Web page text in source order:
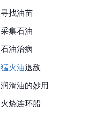
寻找油苗
采集石油
石油治病
猛火油退敌
润滑油的妙用
火烧连环船